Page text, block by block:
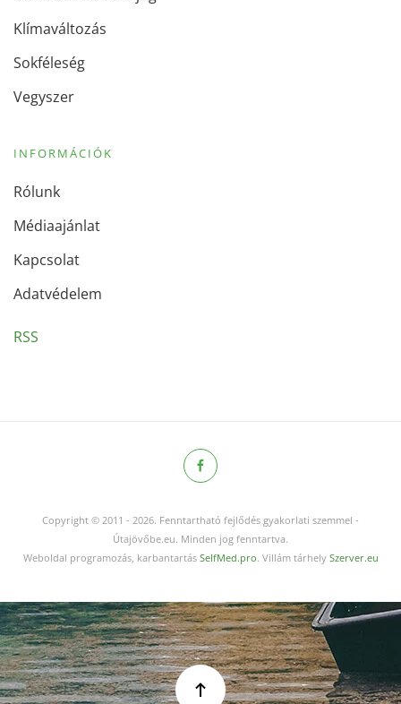
Klímaváltozás
Sokféleség
Vegyszer
INFORMÁCIÓK
Rólunk
Médiaajánlat
Kapcsolat
Adatvédelem
RSS
Copyright © 2011 - 2026. Fenntartható fejlődés gyakorlati szemmel -
Útajövőbe.eu. Minden jog fenntartva.
Weboldal programozás, karbantartás SelfMed.pro. Villám tárhely Szerver.eu